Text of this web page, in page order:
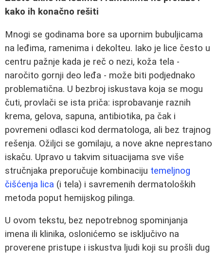
kako ih konačno rešiti
Mnogi se godinama bore sa upornim bubuljicama
na leđima, ramenima i dekolteu. Iako je lice često u
centru pažnje kada je reč o nezi, koža tela -
naročito gornji deo leđa - može biti podjednako
problematična. U bezbroj iskustava koja se mogu
čuti, provlači se ista priča: isprobavanje raznih
krema, gelova, sapuna, antibiotika, pa čak i
povremeni odlasci kod dermatologa, ali bez trajnog
rešenja. Ožiljci se gomilaju, a nove akne neprestano
iskaču. Upravo u takvim situacijama sve više
stručnjaka preporučuje kombinaciju temeljnog
čišćenja lica (i tela) i savremenih dermatoloških
metoda poput hemijskog pilinga.
U ovom tekstu, bez nepotrebnog spominjanja
imena ili klinika, oslonićemo se isključivo na
proverene pristupe i iskustva ljudi koji su prošli dug